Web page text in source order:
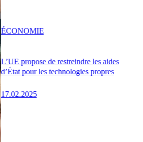
L’UE propose de restreindre les aides
d’État pour les technologies propres
17.02.2025
ÉCONOMIE